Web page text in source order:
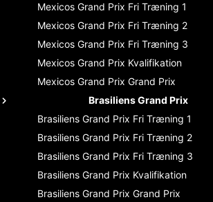
Mexicos Grand Prix Fri Træning 1
Mexicos Grand Prix Fri Træning 2
Mexicos Grand Prix Fri Træning 3
Mexicos Grand Prix Kvalifikation
Mexicos Grand Prix Grand Prix
Brasiliens Grand Prix
Brasiliens Grand Prix Fri Træning 1
Brasiliens Grand Prix Fri Træning 2
Brasiliens Grand Prix Fri Træning 3
Brasiliens Grand Prix Kvalifikation
Brasiliens Grand Prix Grand Prix